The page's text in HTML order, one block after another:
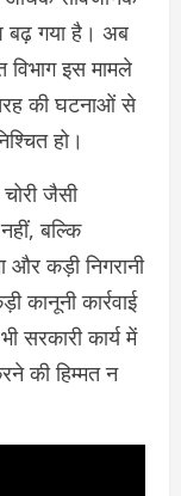
बढ़ गया है। अब
इस मामले
की घटनाओं से
हो।
जैसी
बल्कि
और कड़ी निगरानी
कार्रवाई
सरकारी कार्य में
की हिम्मत न